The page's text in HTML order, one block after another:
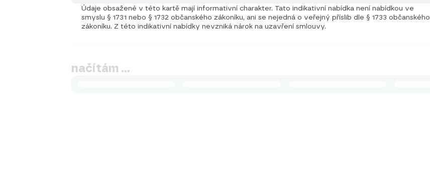
Údaje obsažené v této kartě mají informativní charakter. Tato indikativní nabídka není nabídkou ve
smyslu § 1731 nebo § 1732 občanského zákoníku, ani se nejedná o veřejný příslib dle § 1733 občanského
zákoníku. Z této indikativní nabídky nevzniká nárok na uzavření smlouvy.
načítám …